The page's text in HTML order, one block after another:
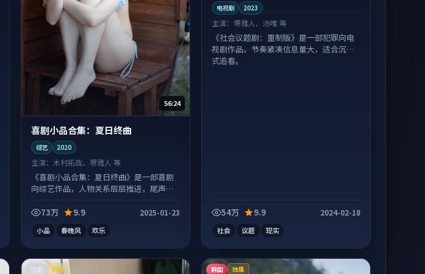
56:24
喜剧小品合集：夏日终曲
综艺 2020
主演：木村拓哉、堺雅人 等
《喜剧小品合集：夏日终曲》是一部喜剧
向综艺作品，人物关系层层推进，尾声常
73万
9.9 2025-01-23
小品 春晚风 欢乐
电视剧 2023
主演：堺雅人、汤唯 等
《社会议题剧：重制版》是一部犯罪向电
视剧作品，节奏紧凑信息量大，适合沉浸
式追看。
54万 9.9 2024-02-18
社会 议题 现实
杜比 韩国 独播